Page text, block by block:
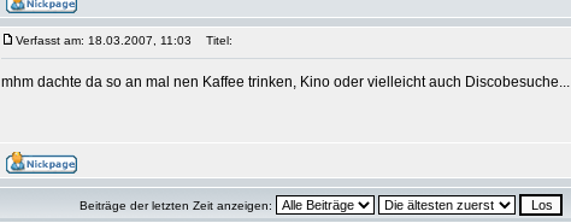
Verfasst am: 18.03.2007, 11:03 Titel:
mhm dachte da so an mal nen Kaffee trinken, Kino oder vielleicht auch Discobesuche...
Beiträge der letzten Zeit anzeigen: